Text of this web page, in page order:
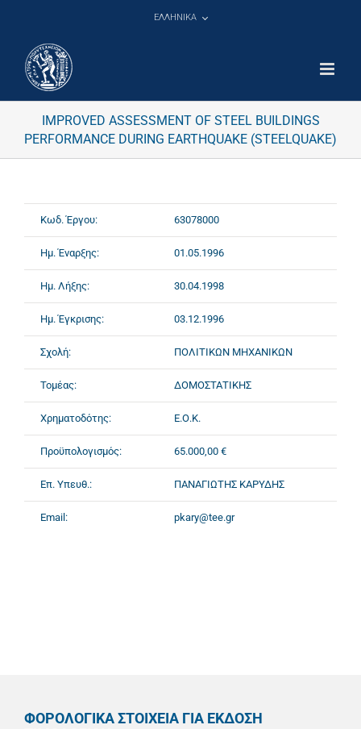
ΕΛΛΗΝΙΚΑ
IMPROVED ASSESSMENT OF STEEL BUILDINGS
PERFORMANCE DURING EARTHQUAKE (STEELQUAKE)
Κωδ. Έργου: 63078000
Ημ. Έναρξης: 01.05.1996
Ημ. Λήξης: 30.04.1998
Ημ. Έγκρισης: 03.12.1996
Σχολή: ΠΟΛΙΤΙΚΩΝ ΜΗΧΑΝΙΚΩΝ
Τομέας: ΔΟΜΟΣΤΑΤΙΚΗΣ
Χρηματοδότης: Ε.Ο.Κ.
Προϋπολογισμός: 65.000,00 €
Επ. Υπευθ.: ΠΑΝΑΓΙΩΤΗΣ ΚΑΡΥΔΗΣ
Email: pkary@tee.gr
ΦΟΡΟΛΟΓΙΚΑ ΣΤΟΙΧΕΙΑ ΓΙΑ ΕΚΔΟΣΗ